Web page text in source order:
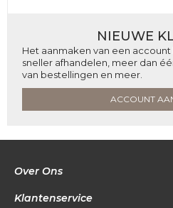
NIEUWE
Het aanmaken van een
sneller afhandelen, meer dan
van bestellingen en meer.
ACCOUNT
Over Ons
Klantenservice